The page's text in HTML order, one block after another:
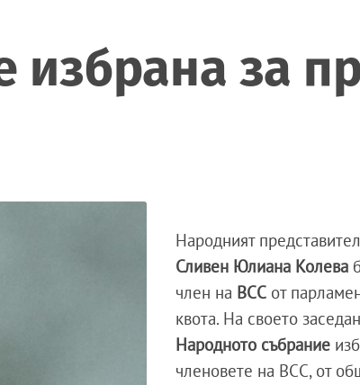
за
Народният
Сливен Юлиана Колева
член на ВСС от
квота. На своето
Народното събрание
членовете на ВСС, от